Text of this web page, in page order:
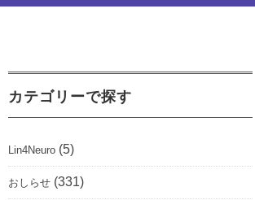
カテゴリーで探す
Lin4Neuro (5)
おしらせ (331)